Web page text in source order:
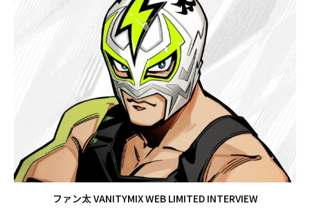
ファン太 VANITYMIX WEB LIMITED INTERVIEW